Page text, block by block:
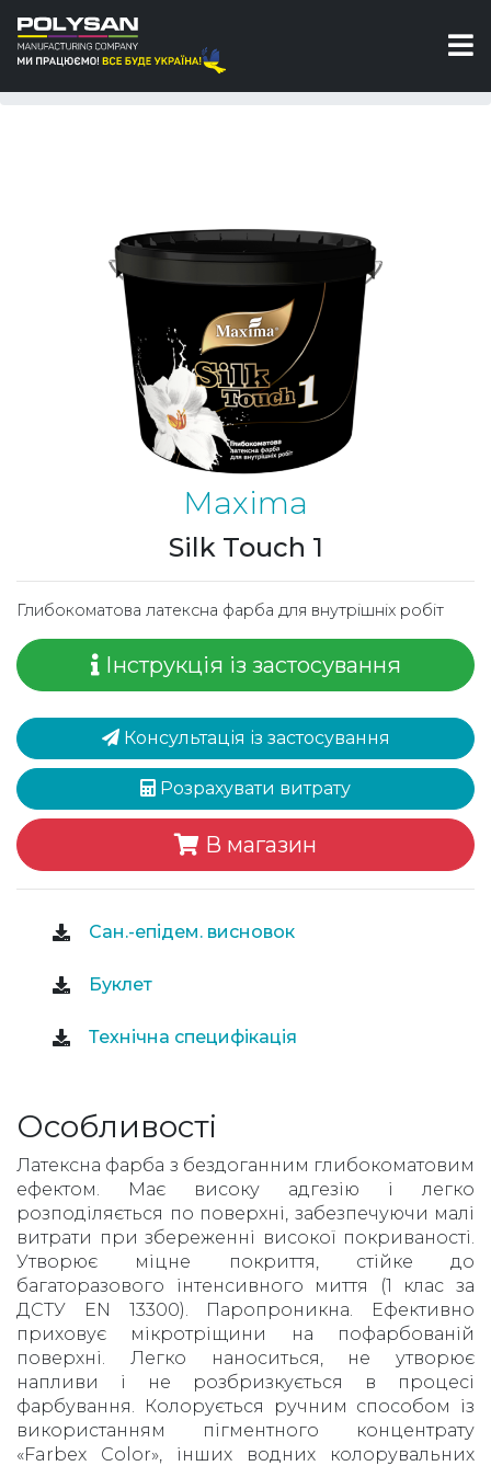
Фарби
Silk Touch 1 Глибокоматова латексна фарба для
внутрішніх робіт Maxima
Maxima
Silk Touch 1
Глибокоматова латексна фарба для внутрішніх робіт
Інструкція із застосування
Консультація із застосування
Розрахувати витрату
В магазин
Сан.-епідем. висновок
Буклет
Технічна специфікація
Особливості
Латексна фарба з бездоганним глибокоматовим
ефектом. Має високу адгезію і легко
розподіляється по поверхні, забезпечуючи малі
витрати при збереженні високої покриваності.
Утворює міцне покриття, стійке до
багаторазового інтенсивного миття (1 клас за
ДСТУ EN 13300). Паропроникна. Ефективно
приховує мікротріщини на пофарбованій
поверхні. Легко наноситься, не утворює
напливи і не розбризкується в процесі
фарбування. Колорується ручним способом із
використанням пігментного концентрату
«Farbex Color», інших водних колорувальних